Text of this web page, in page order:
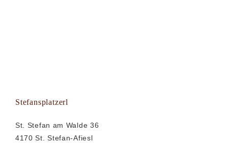
Stefansplatzerl
St. Stefan am Walde 36
4170 St. Stefan-Afiesl